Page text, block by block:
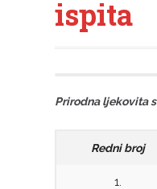
ispita
Prirodna ljekovita
Redni broj
1.